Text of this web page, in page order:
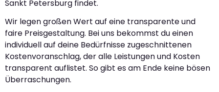
Sankt Petersburg findet.
Wir legen großen Wert auf eine transparente und
faire Preisgestaltung. Bei uns bekommst du einen
individuell auf deine Bedürfnisse zugeschnittenen
Kostenvoranschlag, der alle Leistungen und Kosten
transparent auflistet. So gibt es am Ende keine bösen
Überraschungen.